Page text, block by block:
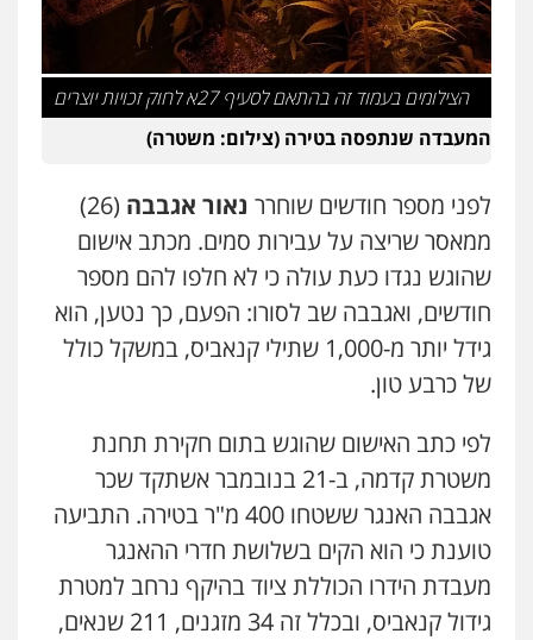
עו"ד עמית רוזנצויג
משפט פלילי דיני תעבורה
0532700200
עו"ד אור בן שאנן
0549199449
עו"ד מוחמד רחאל
פלילי פשיעה חמורה צווארון לבן צבאי
מעצרים וחקירות
0502228917
פלילי עבירות תנועה תעבורה פשיעה
חמורה
0505258475
עו"ד מוחמד סביחאת
פלילי תעבורה פשיעה כלכלית
0525077716
הצילומים בעמוד זה בהתאם לסעיף 27א לחוק זכויות יוצרים
המעבדה שנתפסה בטירה (צילום: משטרה)
לפני מספר חודשים שוחרר נאור אגבבה
(26)
ממאסר שריצה על עבירות סמים. מכתב אישום
שהוגש נגדו כעת עולה כי לא חלפו להם מספר
חודשים, ואגבבה שב לסורו: הפעם, כך נטען, הוא
גידל יותר מ-1,000 שתילי קנאביס, במשקל כולל
של כרבע טון.
לפי כתב האישום שהוגש בתום חקירת תחנת
משטרת קדמה, ב-21 בנובמבר אשתקד שכר
אגבבה האנגר ששטחו 400 מ"ר בטירה. התביעה
טוענת כי הוא הקים בשלושת חדרי ההאנגר
מעבדת הידרו הכוללת ציוד בהיקף נרחב למטרת
גידול קנאביס, ובכלל זה 34 מזגנים, 211 שנאים,